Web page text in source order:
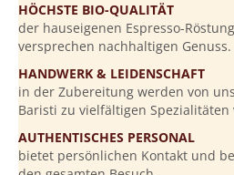
HÖCHSTE BIO-QUALITÄT
der hauseigenen Espresso-
versprechen nachhaltigen Genuss.
HANDWERK & LEIDENSCHAFT
in der Zubereitung werden von
Baristi zu vielfältigen Spezialitäten
AUTHENTISCHES PERSONAL
bietet persönlichen Kontakt und